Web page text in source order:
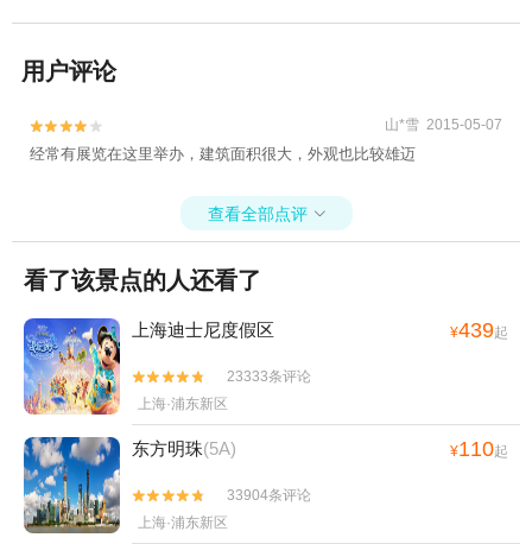
用户评论

 山*雪 2015-05-07
经常有展览在这里举办，建筑面积很大，外观也比较雄迈
查看全部点评 
看了该景点的人还看了
上海迪士尼度假区 ¥439起


23333条评论
上海·浦东新区
东方明珠(5A) ¥110起


33904条评论
上海·浦东新区